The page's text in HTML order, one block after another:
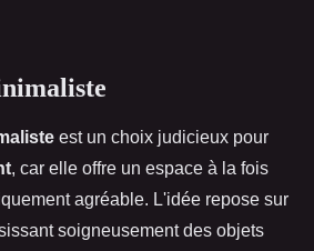
est un choix judicieux pour
, car elle offre un espace à la fois
agréable. L'idée repose sur
soigneusement des objets